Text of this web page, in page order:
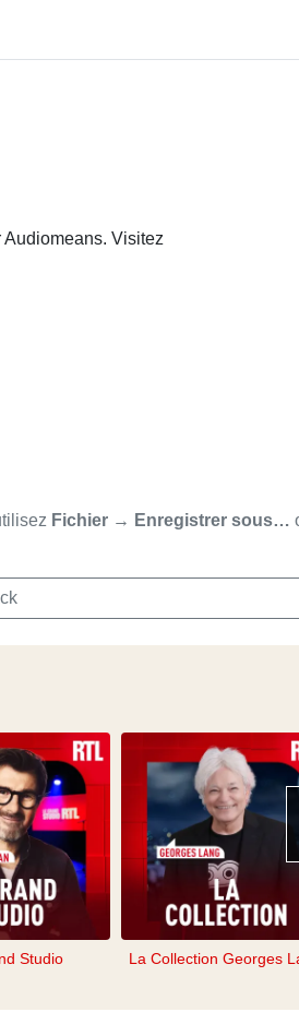
Visitez
Fichier → Enregistrer sous…
Studio La Collection Georges